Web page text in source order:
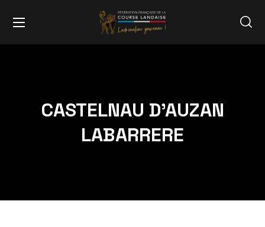
CASTELNAU D’AUZAN
LABARRERE